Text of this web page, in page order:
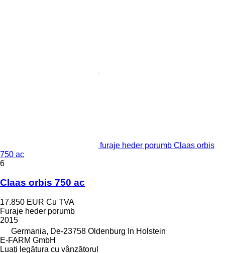
furaje heder porumb Claas orbis
750 ac
6
Claas orbis 750 ac
17.850 EUR Cu TVA
Furaje heder porumb
2015
Germania, De-23758 Oldenburg In Holstein
E-FARM GmbH
Luați legătura cu vânzătorul